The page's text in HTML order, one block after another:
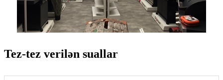
Tez-tez verilən suallar